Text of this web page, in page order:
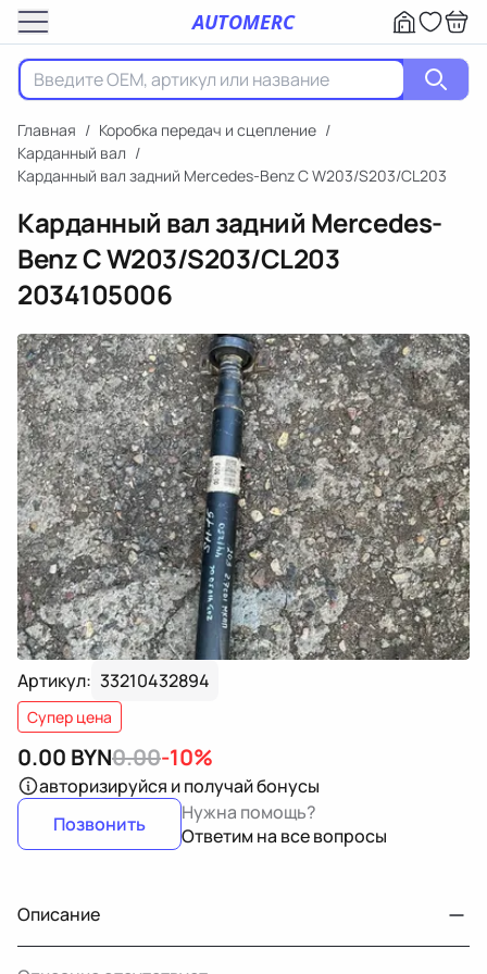
AUTOMERC
Главная / Коробка передач и сцепление /
Карданный вал /
Карданный вал задний Mercedes-Benz C W203/S203/CL203
Карданный вал задний Mercedes-
Benz C W203/S203/CL203
2034105006
Артикул: 33210432894
Супер цена
0.00 BYN0.00-10%
авторизируйся и получай бонусы
Позвонить
Нужна помощь?
Ответим на все вопросы
Описание